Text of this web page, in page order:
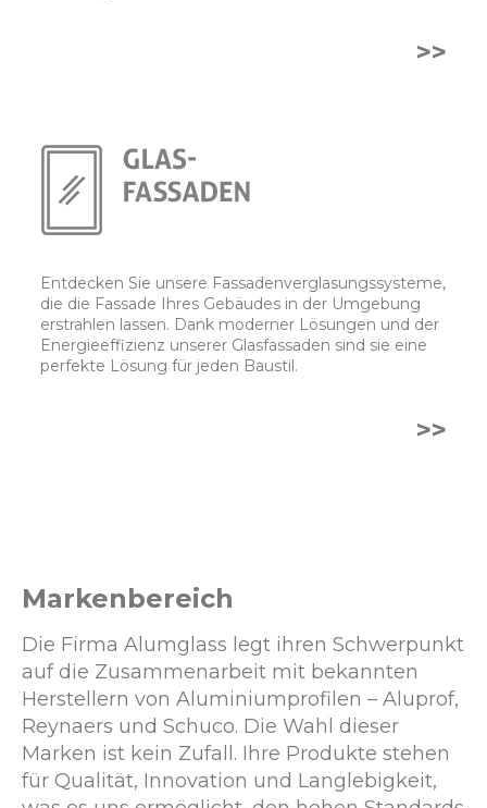
>>
Entdecken Sie unsere Fassadenverglasungssysteme,
die die Fassade Ihres Gebäudes in der Umgebung
erstrahlen lassen. Dank moderner Lösungen und der
Energieeffizienz unserer Glasfassaden sind sie eine
perfekte Lösung für jeden Baustil.
>>
Markenbereich
Die Firma Alumglass legt ihren Schwerpunkt
auf die Zusammenarbeit mit bekannten
Herstellern von Aluminiumprofilen – Aluprof,
Reynaers und Schuco. Die Wahl dieser
Marken ist kein Zufall. Ihre Produkte stehen
für Qualität, Innovation und Langlebigkeit,